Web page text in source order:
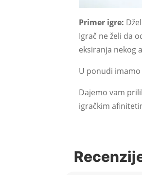
Primer igre:
Igrač ne želi da
eksiranja nekog
U ponudi imamo
Dajemo vam
igračkim